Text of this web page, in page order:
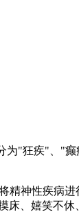
为"狂疾"、"
神性疾病进
床、嬉笑不